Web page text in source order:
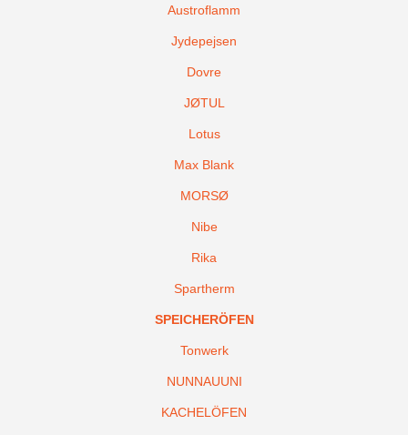
Austroflamm
Jydepejsen
Dovre
JØTUL
Lotus
Max Blank
MORSØ
Nibe
Rika
Spartherm
SPEICHERÖFEN
Tonwerk
NUNNAUUNI
KACHELÖFEN